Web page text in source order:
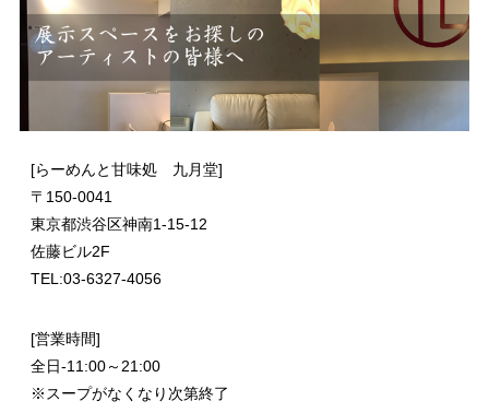
[らーめんと甘味処 九月堂]
〒 150-0041
東京都渋谷区神南1-15-12
佐藤ビル2F
TEL:03-6327-4056
[営業時間]
全日-11:00～21:00
※スープがなくなり次第終了